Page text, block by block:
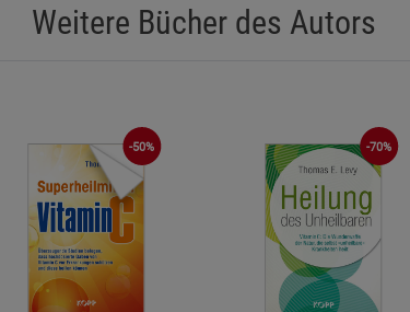
Weitere Bücher des Autors
-50% -70%